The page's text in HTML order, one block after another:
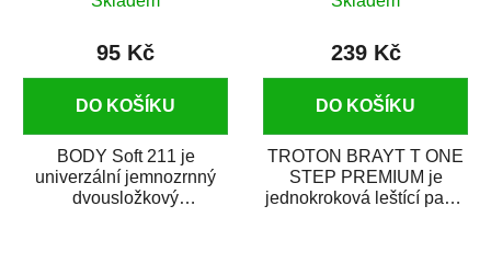
95 Kč
DO KOŠÍKU
BODY Soft 211 je
univerzální jemnozrnný
dvousložkový
239 Kč
DO KOŠÍKU
TROTON BRAYT T ONE
STEP PREMIUM je
jednokroková leštící pasta